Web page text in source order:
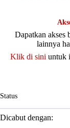
Dapatkan akses
lainnya
Klik di sini untuk
Status
Dicabut dengan: